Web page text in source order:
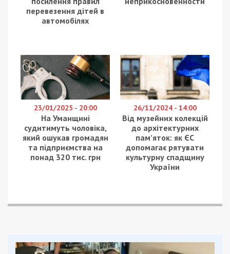
Виктор Ковалев официально стал
предпринимателем в 2016 году. Тендер от
выполнения аналогичных работ Ковалев указал,
что проводил капремонт аллеи в днепровском
парке «Зеленый гай» по заказу компании
«Промпроектэнергобуд», и приложил копию
заключенного с «Промпроектэнергобуд»
договора от 2017 года.
Соответствующий тендер на ремонт парковой
аллеи «Промпроектэнергобуд» выиграл в 2017
году. Конкуренцию фирме в торгах составил
предприниматель Игорь Мороз. Теперь в
выступило на субподряде у Виктора Ковалева.
Мороз взял на работу Ковалева арматурщиком.